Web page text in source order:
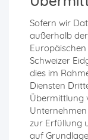
Sofern wir
außerhalb
Schweizer
dies im
Diensten
Übermittlung
zur Erfüllung
auf